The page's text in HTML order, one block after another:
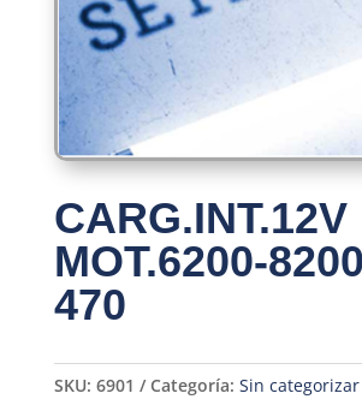
CARG.INT.12V
MOT.6200-
470
SKU: 6901 Categoría: Sin categorizar